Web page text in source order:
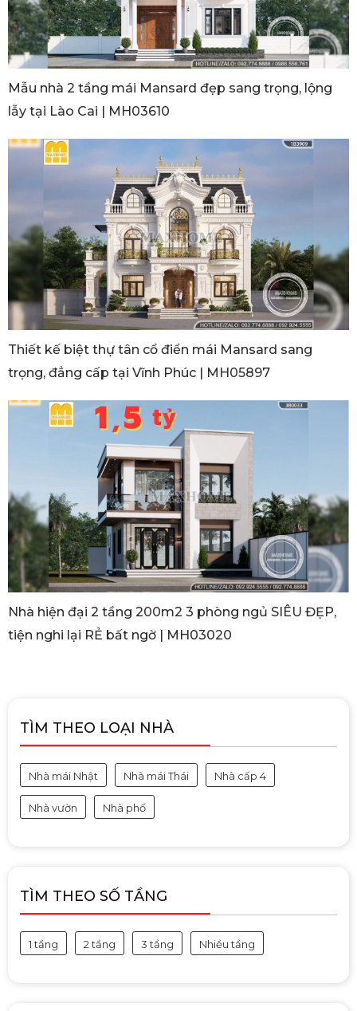
Mẫu nhà 2 tầng mái Mansard đẹp sang trọng, lộng
lẫy tại Lào Cai | MH03610
Thiết kế biệt thự tân cổ điển mái Mansard sang
trọng, đẳng cấp tại Vĩnh Phúc | MH05897
Nhà hiện đại 2 tầng 200m2 3 phòng ngủ SIÊU ĐẸP,
tiện nghi lại RẺ bất ngờ | MH03020
TÌM THEO LOẠI NHÀ
Nhà mái Nhật Nhà mái Thái Nhà cấp 4
Nhà vườn Nhà phố
TÌM THEO SỐ TẦNG
1 tầng 2 tầng 3 tầng Nhiều tầng